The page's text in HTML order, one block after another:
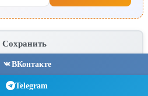
Сохранить
ВКонтакте
Telegram